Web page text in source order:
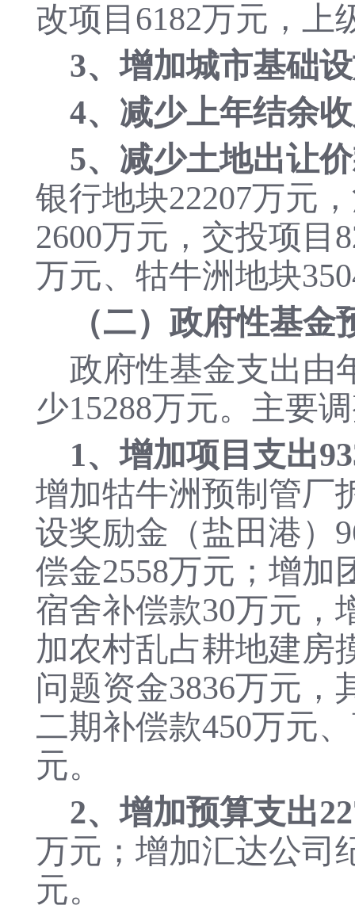
改项目6182万元，上
3、增加城市基础
4、减少上年结余
5、减少土地出让
银行地块22207万元
2600万元，交投项目
万元、牯牛洲地块
（二）政府性基金
政府性基金支出由
少15288万元。主要
1、增加项目支出
增加牯牛洲预制管厂
设奖励金（盐田港）
偿金2558万元；增加
宿舍补偿款30万元，
加农村乱占耕地建房
问题资金3836万元，
二期补偿款450万元
元。
2、增加预算支出
万元；增加汇达公司
元。